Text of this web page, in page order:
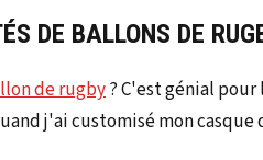
DE BALLONS DE
de rugby? C'est génial
j'ai customisé mon casque